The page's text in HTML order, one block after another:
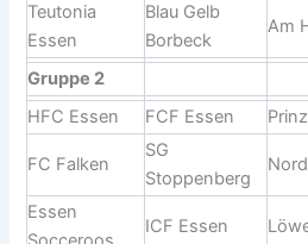
Teutonia
Essen
Blau Gelb
Borbeck
Am
Gruppe 2
HFC Essen
FCF Essen
FC Falken
SG
Stoppenberg
Essen
ICF Essen